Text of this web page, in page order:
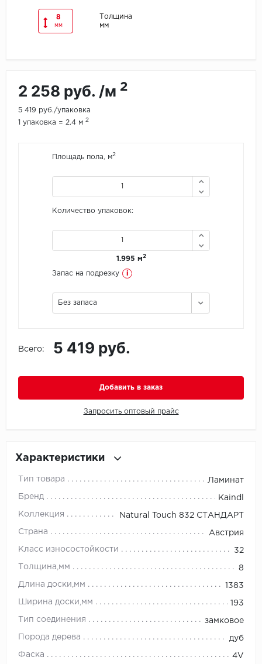
Jinan PDM
LG Decotile
Millenium
Next Step
Novafloor
8
мм
Толщина
мм
2 258 руб. /м 2
5 419 руб./упаковка
1 упаковка = 2.4 м 2
Площадь пола, м2
Количество упаковок:
1.995 м2
Запас на подрезку i
Без запаса
Всего: 5 419 руб.
Добавить в заказ
Запросить оптовый прайс
Характеристики
Тип товара Ламинат
Бренд Kaindl
Коллекция Natural Touch 832 СТАНДАРТ
Страна Австрия
Класс износостойкости 32
Толщина,мм 8
Длина доски,мм 1383
Ширина доски,мм 193
Тип соединения замковое
Порода дерева дуб
Фаска 4V